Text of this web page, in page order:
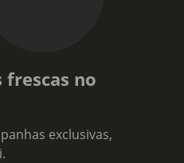
frescas no
exclusivas,